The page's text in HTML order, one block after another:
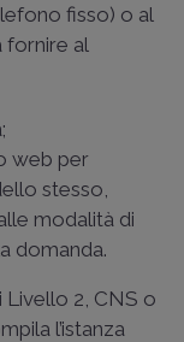
fisso) o al
fornire al
web per
stesso,
modalità di
domanda.
Livello 2, CNS o
l’istanza